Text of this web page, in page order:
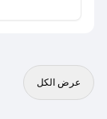
عرض الكل